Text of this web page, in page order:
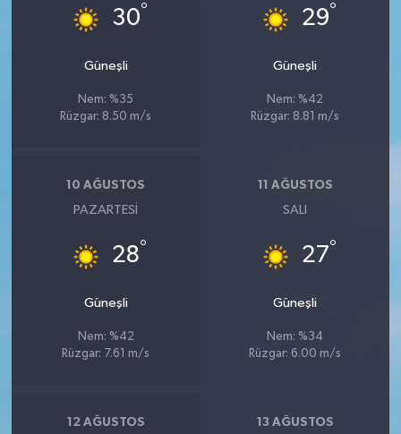
30°
Güneşli
Nem: %35
Rüzgar: 8.50 m/s
29°
Güneşli
Nem: %42
Rüzgar: 8.81 m/s
10 AĞUSTOS
PAZARTESI
28°
Güneşli
Nem: %42
Rüzgar: 7.61 m/s
11 AĞUSTOS
SALI
27°
Güneşli
Nem: %34
Rüzgar: 6.00 m/s
12 AĞUSTOS 13 AĞUSTOS